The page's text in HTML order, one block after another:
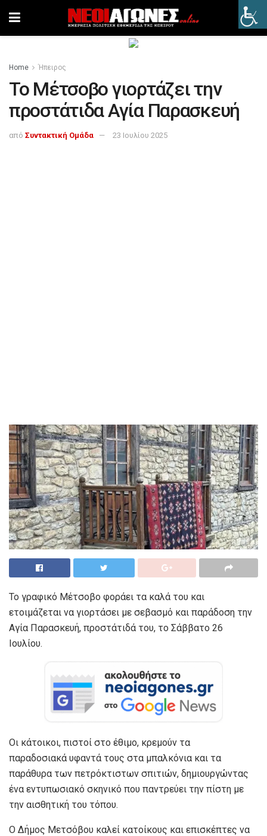
Home Ήπειρος
Το Μέτσοβο γιορτάζει την
προστάτιδα Αγία Παρασκευή
από Συντακτική Ομάδα 23 Ιουλίου 2025
Το γραφικό Μέτσοβο φοράει τα καλά του και
ετοιμάζεται να γιορτάσει με σεβασμό και παράδοση την
Αγία Παρασκευή, προστάτιδά του, το Σάββατο 26
Ιουλίου.
Οι κάτοικοι, πιστοί στο έθιμο, κρεμούν τα
παραδοσιακά υφαντά τους στα μπαλκόνια και τα
παράθυρα των πετρόκτιστων σπιτιών, δημιουργώντας
ένα εντυπωσιακό σκηνικό που παντρεύει την πίστη με
την αισθητική του τόπου.
Ο Δήμος Μετσόβου καλεί κατοίκους και επισκέπτες να